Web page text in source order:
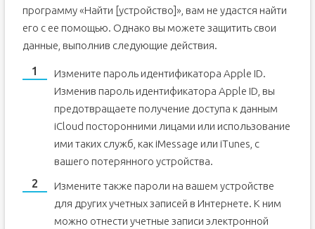
программу «Найти [устройство]», вам не удастся найти
его с ее помощью. Однако вы можете защитить свои
данные, выполнив следующие действия.
Измените пароль идентификатора Apple ID.
Изменив пароль идентификатора Apple ID, вы
предотвращаете получение доступа к данным
iCloud посторонними лицами или использование
ими таких служб, как iMessage или iTunes, с
вашего потерянного устройства.
Измените также пароли на вашем устройстве
для других учетных записей в Интернете. К ним
можно отнести учетные записи электронной